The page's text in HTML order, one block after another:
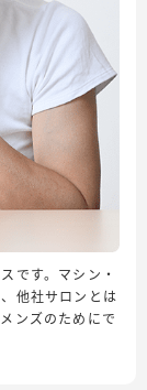
です。マシン・
他社サロンとは
ンズのためにで